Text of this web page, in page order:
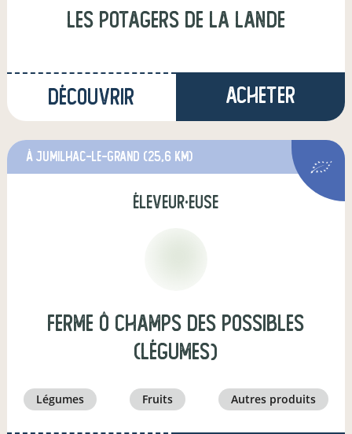
Les Potagers de la Lande
Découvrir Acheter
à Jumilhac-le-Grand (25,6 km)
éleveur·euse
Ferme Ô Champs Des Possibles
(légumes)
légumes fruits autres produits